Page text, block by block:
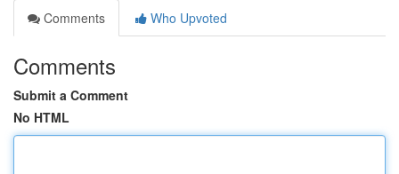
Comments
Who Upvoted
Comments
Submit a Comment
No HTML